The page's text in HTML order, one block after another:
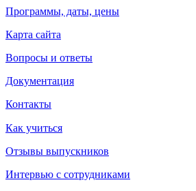
Программы, даты, цены
Карта сайта
Вопросы и ответы
Документация
Контакты
Как учиться
Отзывы выпускников
Интервью с сотрудниками